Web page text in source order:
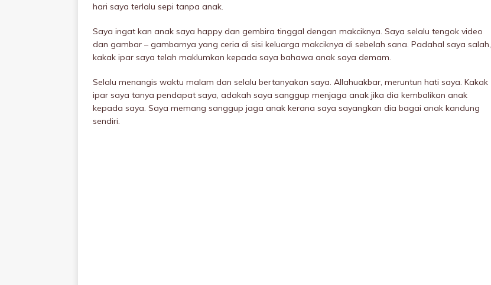
hari saya terlalu sepi tanpa anak.
Saya ingat kan anak saya happy dan gembira tinggal dengan makciknya. Saya selalu tengok video
dan gambar – gambarnya yang ceria di sisi keluarga makciknya di sebeIah sana. Padahal saya salah,
kakak ipar saya telah maklumkan kepada saya bahawa anak saya demam.
Selalu menangis waktu malam dan selalu bertanyakan saya. Allahuakbar, meruntun hati saya. Kakak
ipar saya tanya pendapat saya, adakah saya sanggup menjaga anak jika dia kembalikan anak
kepada saya. Saya memang sanggup jaga anak kerana saya sayangkan dia bagai anak kandung
sendiri.